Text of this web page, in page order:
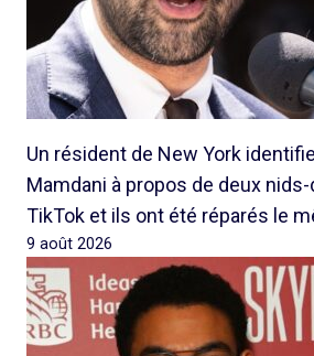
Un résident de New York
Mamdani à propos de deux
TikTok et ils ont été réparés le
9 août 2026